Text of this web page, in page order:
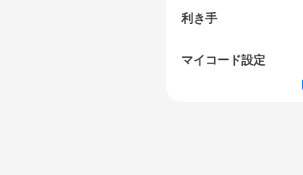
利き手
マイコード設定